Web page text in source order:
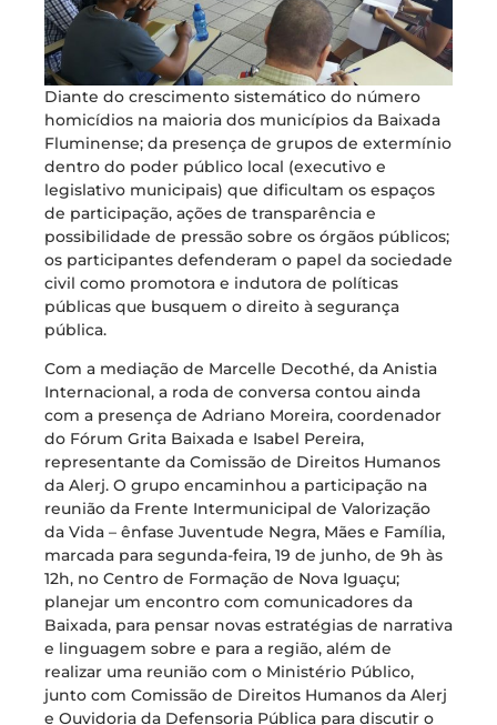
Diante do crescimento sistemático do número
homicídios na maioria dos municípios da Baixada
Fluminense; da presença de grupos de extermínio
dentro do poder público local (executivo e
legislativo municipais) que dificultam os espaços
de participação, ações de transparência e
possibilidade de pressão sobre os órgãos públicos;
os participantes defenderam o papel da sociedade
civil como promotora e indutora de políticas
públicas que busquem o direito à segurança
pública.
Com a mediação de Marcelle Decothé, da Anistia
Internacional, a roda de conversa contou ainda
com a presença de Adriano Moreira, coordenador
do Fórum Grita Baixada e Isabel Pereira,
representante da Comissão de Direitos Humanos
da Alerj. O grupo encaminhou a participação na
reunião da Frente Intermunicipal de Valorização
da Vida – ênfase Juventude Negra, Mães e Família,
marcada para segunda-feira, 19 de junho, de 9h às
12h, no Centro de Formação de Nova Iguaçu;
planejar um encontro com comunicadores da
Baixada, para pensar novas estratégias de narrativa
e linguagem sobre e para a região, além de
realizar uma reunião com o Ministério Público,
junto com Comissão de Direitos Humanos da Alerj
e Ouvidoria da Defensoria Pública para discutir o